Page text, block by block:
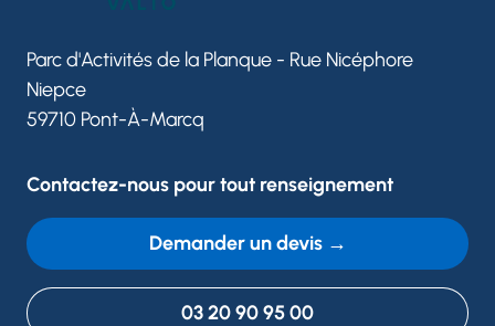
Parc d'Activités de la Planque - Rue Nicéphore
Niepce
59710 Pont-À-Marcq
Contactez-nous pour tout renseignement
Demander un devis →
03 20 90 95 00